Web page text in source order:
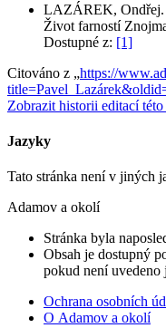
LAZÁREK, Ondřej.
Život farností
Dostupné z: [1]
Citováno z „https://
Zobrazit historii editací této
Jazyky
Tato stránka není v jiných
Adamov a okolí
Stránka byla
Obsah je dostupný
pokud není uvedeno
Ochrana osobních
O Adamov a okolí